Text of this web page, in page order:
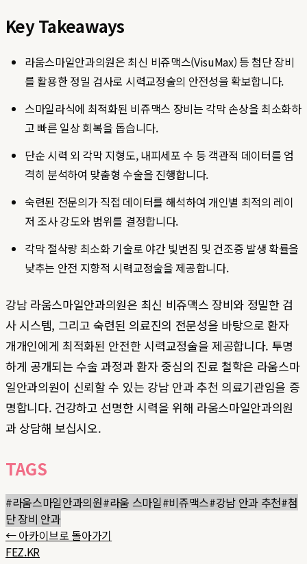
Key Takeaways
라움스마일안과의원은 최신 비쥬맥스(VisuMax) 등 첨단 장비
를 활용한 정밀 검사로 시력교정술의 안전성을 확보합니다.
스마일라식에 최적화된 비쥬맥스 장비는 각막 손상을 최소화하
고 빠른 일상 회복을 돕습니다.
단순 시력 외 각막 지형도, 내피세포 수 등 객관적 데이터를 엄
격히 분석하여 맞춤형 수술을 진행합니다.
숙련된 전문의가 직접 데이터를 해석하여 개인별 최적의 레이
저 조사 강도와 범위를 결정합니다.
각막 절삭량 최소화 기술로 야간 빛번짐 및 건조증 발생 확률을
낮추는 안전 지향적 시력교정술을 제공합니다.
강남 라움스마일안과의원은 최신 비쥬맥스 장비와 정밀한 검
사 시스템, 그리고 숙련된 의료진의 전문성을 바탕으로 환자
개개인에게 최적화된 안전한 시력교정술을 제공합니다. 투명
하게 공개되는 수술 과정과 환자 중심의 진료 철학은 라움스마
일안과의원이 신뢰할 수 있는 강남 안과 추천 의료기관임을 증
명합니다. 건강하고 선명한 시력을 위해 라움스마일안과의원
과 상담해 보십시오.
TAGS
#라움스마일안과의원#라움 스마일#비쥬맥스#강남 안과 추천#첨
단 장비 안과
← 아카이브로 돌아가기
FEZ.KR